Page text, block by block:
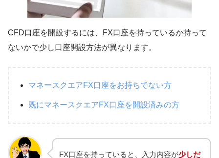
CFD口座を開設するには、FX口座を持っているか持って
ないかで少し口座開設方法が異なります。
マネースクエアFX口座をお持ちでない方
既にマネースクエアFX口座を開設済みの方
FX口座を持っていると、入力内容が少しだ